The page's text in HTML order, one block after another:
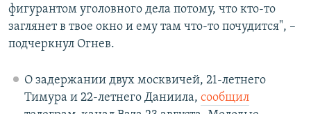
фигурантом уголовного дела потому, что кто-то
заглянет в твое окно и ему там что-то почудится", –
подчеркнул Огнев.
О задержании двух москвичей, 21-летнего
Тимура и 22-летнего Даниила, сообщил